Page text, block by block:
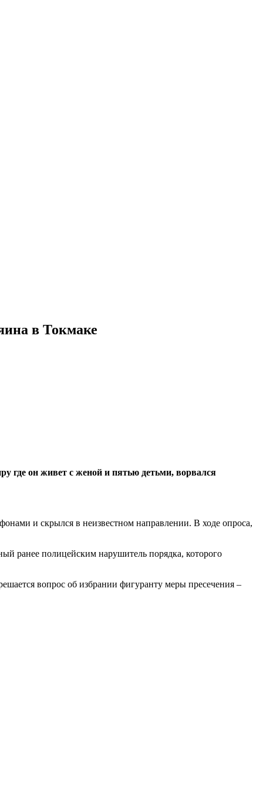
в Токмаке
где он живет с женой и пятью детьми, ворвался
и скрылся в неизвестном направлении. В ходе опроса,
ранее полицейским нарушитель порядка, которого
вопрос об избрании фигуранту меры пресечения –